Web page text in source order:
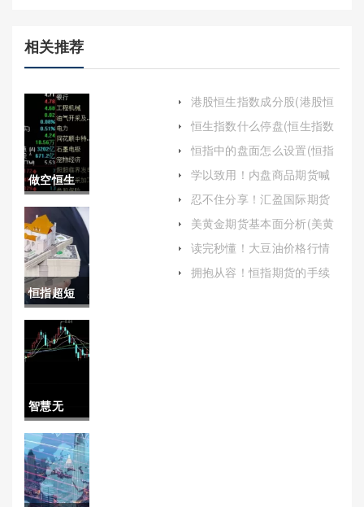
相关推荐
做空恒生
指数需要
去哪开户
(做空恒生
指数一点
多少钱)
恒指超短
线波段买
卖(恒指超
智慧无
边！期货
喊单分析
直播间(金
港股恒生指数成分股(港股恒
生指数是多少)
恒生指数什么停盘(恒生指数
停盘时间)
恒指中的盘面怎么设置(恒指
早盘操作设置)
学以致用！内盘商品期货喊
单直(内盘商品期货喊单直播
视频)
忍不住分享！汇盈国际期货
喊单直播(实时获取市场信
息、专业分析及操作建议的
途径)
美黄金期货基本面分析(美黄
金期货交易)
读完秒懂！大豆油价格行情
(大豆油价格行情走势图)
拥抱从容！恒指期货的手续